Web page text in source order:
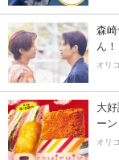
森崎
ん！
オリ
大
ーン
オリ